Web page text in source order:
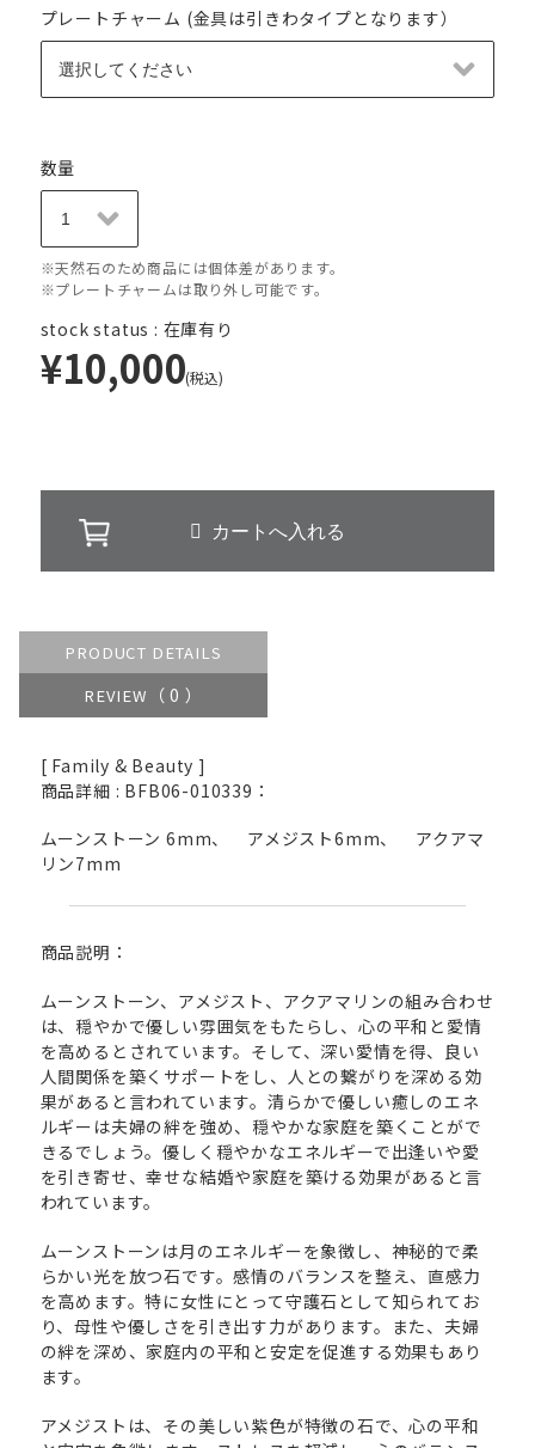
プレートチャーム (金具は引きわタイプとなります）
数量
※天然石のため商品には個体差があります。
※プレートチャームは取り外し可能です。
stock status : 在庫有り
¥10,000(税込)
PRODUCT DETAILS
REVIEW
（ 0 ）
[ Family & Beauty ]
商品詳細 : BFB06-010339：
ムーンストーン 6mm、 アメジスト6mm、 アクアマ
リン7mm
商品説明：
ムーンストーン、アメジスト、アクアマリンの組み合わせ
は、穏やかで優しい雰囲気をもたらし、心の平和と愛情
を高めるとされています。そして、深い愛情を得、良い
人間関係を築くサポートをし、人との繋がりを深める効
果があると言われています。清らかで優しい癒しのエネ
ルギーは夫婦の絆を強め、穏やかな家庭を築くことがで
きるでしょう。優しく穏やかなエネルギーで出逢いや愛
を引き寄せ、幸せな結婚や家庭を築ける効果があると言
われています。
ムーンストーンは月のエネルギーを象徴し、神秘的で柔
らかい光を放つ石です。感情のバランスを整え、直感力
を高めます。特に女性にとって守護石として知られてお
り、母性や優しさを引き出す力があります。また、夫婦
の絆を深め、家庭内の平和と安定を促進する効果もあり
ます。
アメジストは、その美しい紫色が特徴の石で、心の平和